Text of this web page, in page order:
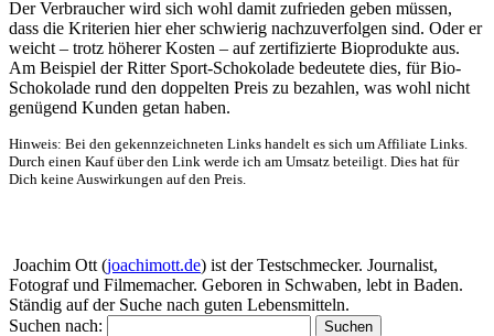
Der Verbraucher wird sich wohl damit zufrieden geben müssen,
dass die Kriterien hier eher schwierig nachzuverfolgen sind. Oder er
weicht – trotz höherer Kosten – auf zertifizierte Bioprodukte aus.
Am Beispiel der Ritter Sport-Schokolade bedeutete dies, für Bio-
Schokolade rund den doppelten Preis zu bezahlen, was wohl nicht
genügend Kunden getan haben.
Hinweis: Bei den gekennzeichneten Links handelt es sich um Affiliate Links.
Durch einen Kauf über den Link werde ich am Umsatz beteiligt. Dies hat für
Dich keine Auswirkungen auf den Preis.
Joachim Ott (joachimott.de) ist der Testschmecker. Journalist,
Fotograf und Filmemacher. Geboren in Schwaben, lebt in Baden.
Ständig auf der Suche nach guten Lebensmitteln.
Suchen nach: